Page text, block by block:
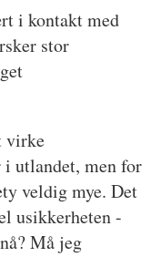
i kontakt med
stor
virke
utlandet, men for
veldig mye. Det
usikkerheten -
Må jeg